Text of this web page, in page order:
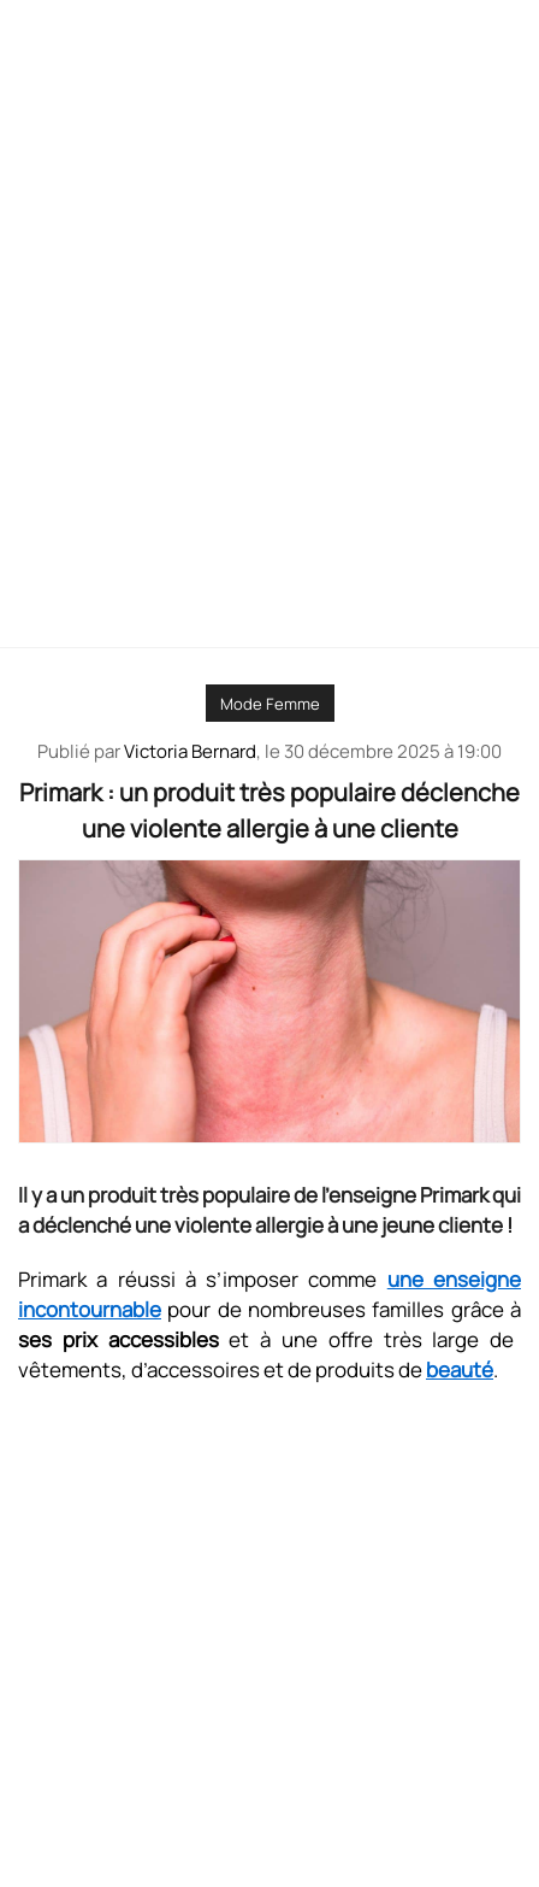
Mode Femme
Publié parVictoria Bernard, le 30 décembre 2025 à 19:00
Primark : un produit très populaire déclenche
une violente allergie à une cliente
Il y a un produit très populaire de l'enseigne Primark qui
a déclenché une violente allergie à une jeune cliente !
Primark a réussi à s’imposer comme une enseigne
incontournable pour de nombreuses familles grâce à
ses prix accessibleset à une offre très large de
vêtements, d’accessoires et de produits debeauté.